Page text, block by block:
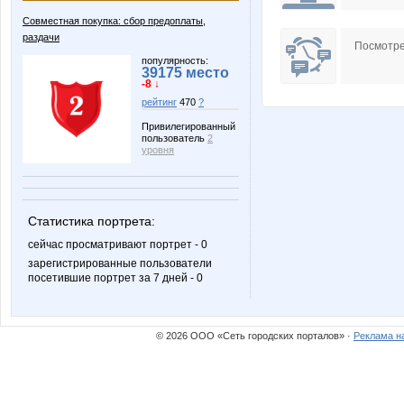
Совместная покупка: сбор предоплаты,
раздачи
популярность:
39175 место
-8 ↓
рейтинг 470 ?
Привилегированный
пользователь 2
уровня
Статистика портрета:
сейчас просматривают портрет - 0
зарегистрированные пользователи
посетившие портрет за 7 дней - 0
© 2026 ООО «Сеть городских порталов» · Реклама